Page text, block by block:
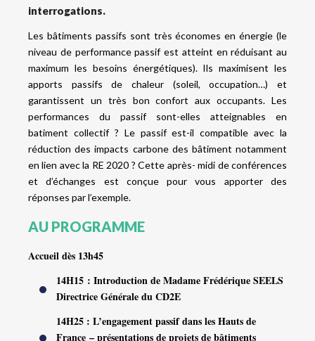
interrogations.
Les bâtiments passifs sont très économes en énergie (le
niveau de performance passif est atteint en réduisant au
maximum les besoins énergétiques). Ils maximisent les
apports passifs de chaleur (soleil, occupation…) et
garantissent un très bon confort aux occupants. Les
performances du passif sont-elles atteignables en
batiment collectif ? Le passif est-il compatible avec la
réduction des impacts carbone des bâtiment notamment
en lien avec la RE 2020 ? Cette après- midi de conférences
et d’échanges est conçue pour vous apporter des
réponses par l’exemple.
AU PROGRAMME
Accueil dès 13h45
14H15 : Introduction de MadameFrédérique SEELS
Directrice Générale du CD2E
14H25 : L’engagement passif dans les Hauts de
France – présentations de projets de bâtiments